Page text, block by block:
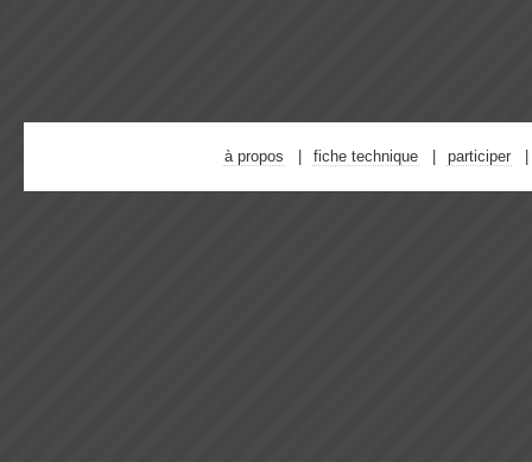
à propos fiche technique participer